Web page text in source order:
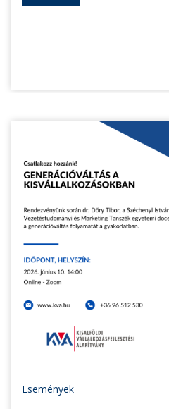
Események